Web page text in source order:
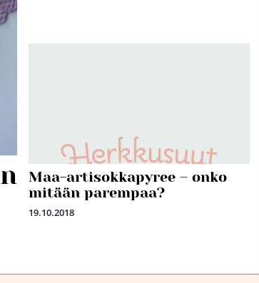
Maa-artisokkapyree – onko
mitään parempaa?
19.10.2018